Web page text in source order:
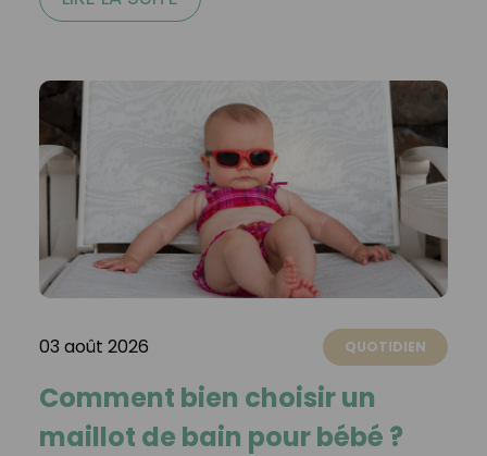
03 août 2026 QUOTIDIEN
Comment bien choisir un
maillot de bain pour bébé ?